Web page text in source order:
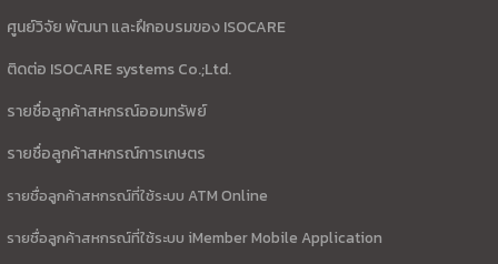
ศูนย์วิจัย พัฒนา และฝึกอบรมของ ISOCARE
ติดต่อ ISOCARE systems Co.;Ltd.
รายชื่อลูกค้าสหกรณ์ออมทรัพย์
รายชื่อลูกค้าสหกรณ์การเกษตร
รายชื่อลูกค้าสหกรณ์ที่ใช้ระบบ ATM Online
รายชื่อลูกค้าสหกรณ์ที่ใช้ระบบ iMember Mobile Application